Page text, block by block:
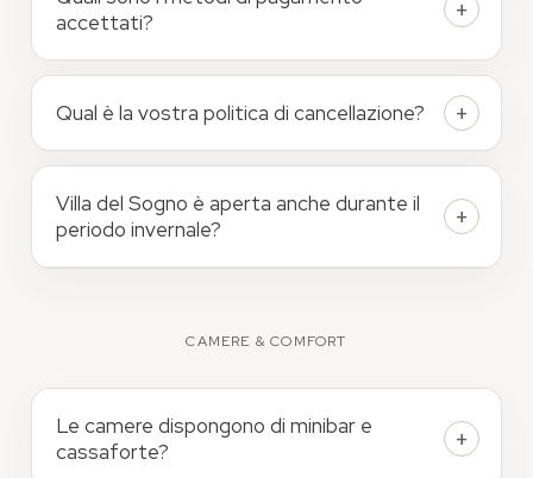
accettati?
Qual è la vostra politica di cancellazione?
Villa del Sogno è aperta anche durante il
periodo invernale?
CAMERE & COMFORT
Le camere dispongono di minibar e
cassaforte?